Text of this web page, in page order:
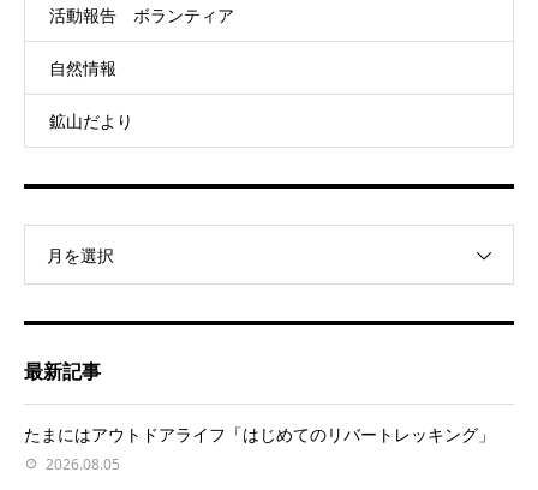
活動報告 ボランティア
自然情報
鉱山だより
月を選択
最新記事
たまにはアウトドアライフ「はじめてのリバートレッキング」
2026.08.05